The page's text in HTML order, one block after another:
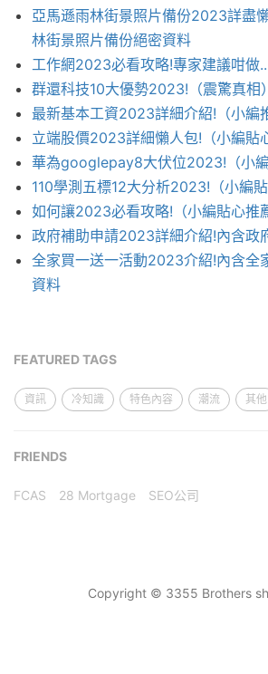
亞馬遜雨林街景照片備份2023詳盡
林街景照片備份絕密資料
工作網2023必看攻略!專家建議咁做
群還科技10大優勢2023!（震驚真相）
最新基本工資2023詳細介紹!（小編
立端股價2023詳細懶人包!（小編貼
華為googlepay8大伏位2023!（小編
110學測五標12大分析2023!（小編貼
如何讓2023必看攻略!（小編貼心推
政府補助申請2023詳細介紹!內含政
全家買一送一活動2023介紹!內含全
資料
FEATURED TAGS
資訊 冷知識 特色內容 潮流 其他
FRIENDS
FCAS 28 Mortgage SEO公司
Copyright © 3355 Brothers